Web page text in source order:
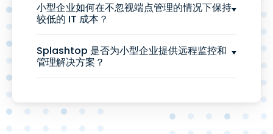
小型企业如何在不忽视端点管理的情况下保持
较低的 IT 成本？
Splashtop 是否为小型企业提供远程监控和
管理解决方案？